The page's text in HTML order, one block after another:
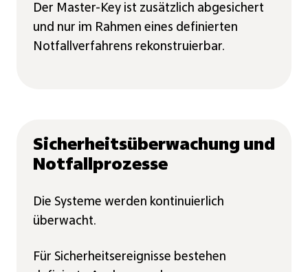
Der Master-Key ist zusätzlich abgesichert
und nur im Rahmen eines definierten
Notfallverfahrens rekonstruierbar.
Sicherheitsüberwachung und
Notfallprozesse
Die Systeme werden kontinuierlich
überwacht.
Für Sicherheitsereignisse bestehen